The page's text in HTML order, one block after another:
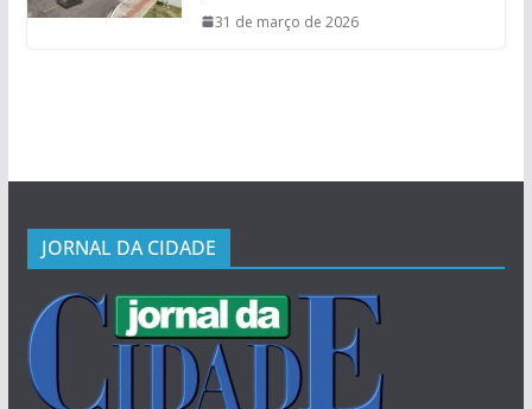
31 de março de 2026
JORNAL DA CIDADE